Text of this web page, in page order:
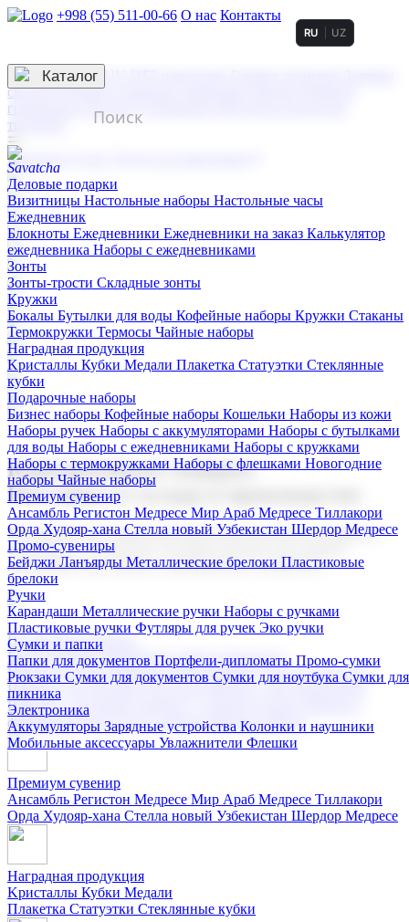
+998 (55) 511-00-66 О нас Контакты
3D гравировка
смолой (Doming)
гравировка твердая
тиснение
RU UZ
☰
Контакты
Каталог
Деловые подарки
Визитницы Настольные наборы Настольные часы
Ежедневник
Блокноты Ежедневники Ежедневники на заказ Калькулятор
ежедневника Наборы с ежедневниками
Зонты
Зонты-трости Складные зонты
Кружки
Бокалы Бутылки для воды Кофейные наборы Кружки Стаканы
Термокружки Термосы Чайные наборы
Наградная продукция
Kристаллы Кубки Медали Плакетка Статуэтки Стеклянные
кубки
Подарочные наборы
Бизнес наборы Кофейные наборы Кошельки Наборы из кожи
Наборы ручек Наборы с аккумуляторами Наборы с бутылками
для воды Наборы с ежедневниками Наборы с кружками
Наборы с термокружками Наборы с флешками Новогодние
наборы Чайные наборы
Премиум сувенир
Ансамбль Регистон Медресе Мир Араб Медресе Тиллакори
Орда Худояр-хана Стелла новый Узбекистан Шердор Медресе
Промо-сувениры
Бейджи Ланъярды Металлические брелоки Пластиковые
брелоки
Ручки
Карандаши Металлические ручки Наборы с ручками
Пластиковые ручки Футляры для ручек Эко ручки
Сумки и папки
Папки для документов Портфели-дипломаты Промо-сумки
Рюкзаки Сумки для документов Сумки для ноутбука Сумки для
пикника
Электроника
Аккумуляторы Зарядные устройства Колонки и наушники
Мобильные аксессуары Увлажнители Флешки
Корпоративные подарки
Поставка со склада и производство
Мы предлагаем широкий выбор корпоративных подарков и
сувениров с логотипом. В нашем каталоге вы найдете
продукцию для бизнеса, мероприятия и клиентов.
Подарочные наборы
Бизнес наборыКофейные наборы Кошельки
Наборы из кожиНаборы ручекНаборы с аккумуляторами
Наборы с бутылками для воды
Наборы с ежедневниками
Наборы с кружками
флешкамиНовогодние наборыЧайные наборы
Премиум сувенир
Ансамбль Регистон Медресе Мир Араб Медресе Тиллакори
Орда Худояр-хана Стелла новый Узбекистан Шердор Медресе
Наградная продукция
Kристаллы Кубки Медали
Плакетка Статуэтки Стеклянные кубки